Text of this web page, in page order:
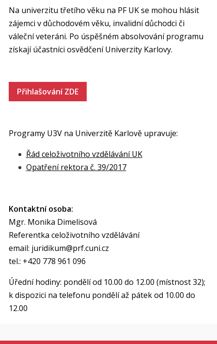
Na univerzitu třetího věku na PF UK se mohou hlásit
zájemci v důchodovém věku, invalidní důchodci či
váleční veteráni. Po úspěšném absolvování programu
získají účastníci osvědčení Univerzity Karlovy.
Přihlašování ZDE
Programy U3V na Univerzitě Karlově upravuje:
Řád celoživotního vzdělávání UK
Opatření rektora č. 39/2017
Kontaktní osoba:
Mgr. Monika Dimelisová
Referentka celoživotního vzdělávání
email: juridikum@prf.cuni.cz
tel.: +420 778 961 096
Úřední hodiny: pondělí od 10.00 do 12.00 (místnost 32);
k dispozici na telefonu pondělí až pátek od 10.00 do
12.00